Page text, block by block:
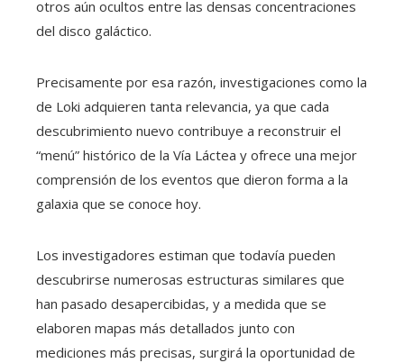
otros aún ocultos entre las densas concentraciones
del disco galáctico.
Precisamente por esa razón, investigaciones como la
de Loki adquieren tanta relevancia, ya que cada
descubrimiento nuevo contribuye a reconstruir el
“menú” histórico de la Vía Láctea y ofrece una mejor
comprensión de los eventos que dieron forma a la
galaxia que se conoce hoy.
Los investigadores estiman que todavía pueden
descubrirse numerosas estructuras similares que
han pasado desapercibidas, y a medida que se
elaboren mapas más detallados junto con
mediciones más precisas, surgirá la oportunidad de